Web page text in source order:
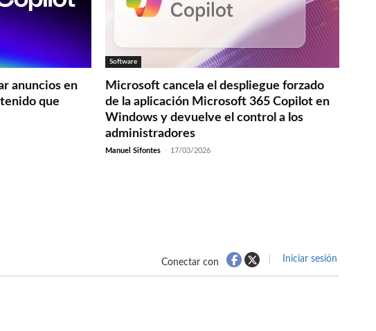
anuncios en
que
Software
Microsoft cancela el despliegue forzado
de la aplicación Microsoft 365 Copilot en
Windows y devuelve el control a los
administradores
Manuel Sifontes - 17/03/2026
Conectar con Iniciar sesión